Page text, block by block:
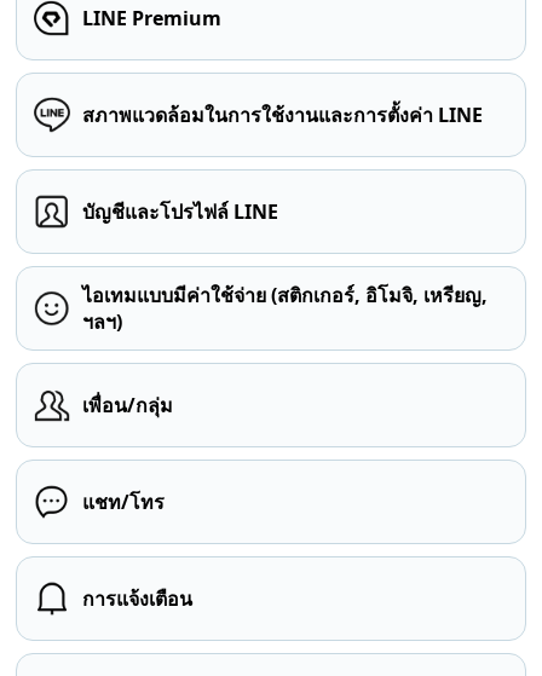
LINE Premium
สภาพแวดล้อมในการใช้งานและการตั้งค่า LINE
บัญชีและโปรไฟล์ LINE
ไอเทมแบบมีค่าใช้จ่าย (สติกเกอร์, อิโมจิ, เหรียญ,
ฯลฯ)
เพื่อน/กลุ่ม
แชท/โทร
การแจ้งเตือน